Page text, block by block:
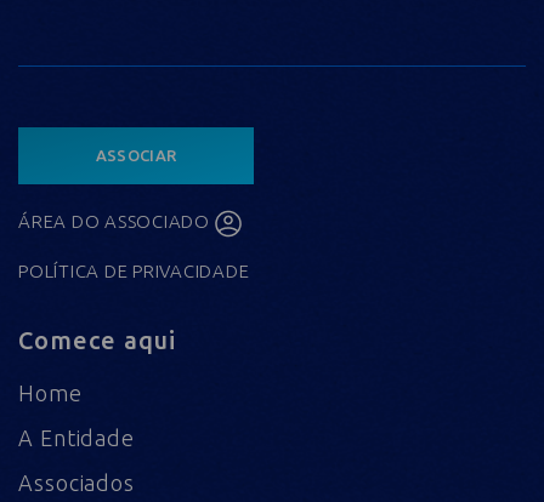
ASSOCIAR
ÁREA DO ASSOCIADO
POLÍTICA DE PRIVACIDADE
Comece aqui
Home
A Entidade
Associados